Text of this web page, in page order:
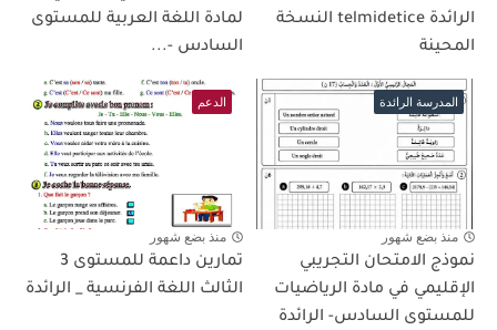
الرائدة telmidetice النسخة
المحينة
لمادة اللغة العربية للمستوى
السادس -...
المدرسة الرائدة
منذ بضع شهور
نموذج الامتحان التجريبي
الإقليمي في مادة الرياضيات
للمستوى السادس- الرائدة
الدعم
منذ بضع شهور
تمارين داعمة للمستوى 3
الثالث اللغة الفرنسية _ الرائدة